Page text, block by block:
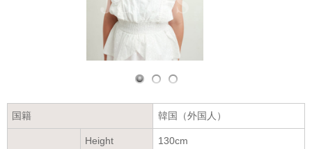
国籍 韓国（外国人）
Height 130cm